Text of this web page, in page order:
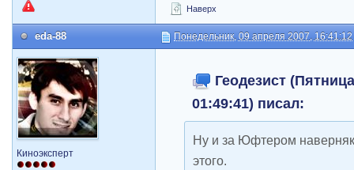
Наверх
eda-88 Понедельник, 09 апреля 2007, 16:41:12
Киноэксперт
Геодезист
01:49:41) писал:
Ну и за Юфтером
этого.